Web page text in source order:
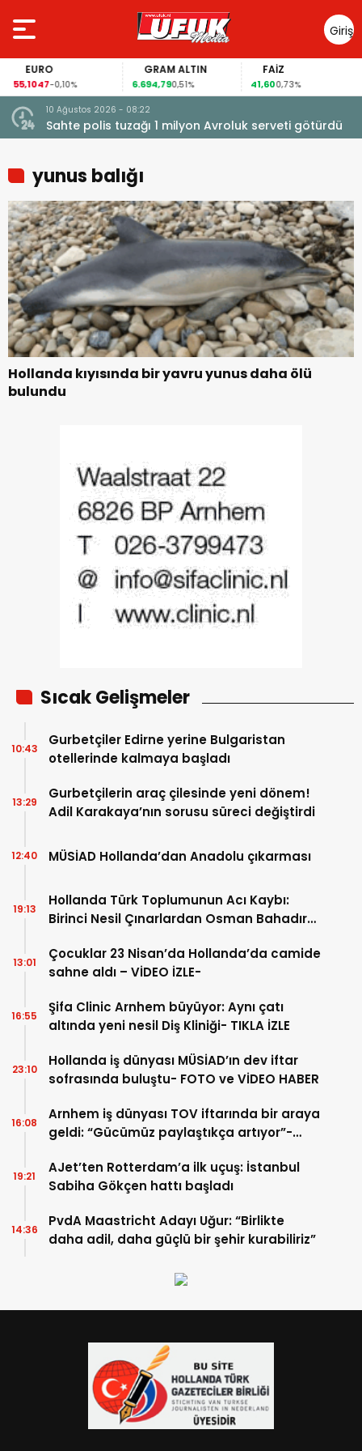
Giriş
Yap
EURO
55,1047-0,10%
GRAM ALTIN
6.694,790,51%
FAİZ
41,600,73%
10 Ağustos 2026 - 08:22
Sahte polis tuzağı 1 milyon Avroluk serveti götürdü
yunus balığı
Hollanda kıyısında bir yavru yunus daha ölü
bulundu
Sıcak Gelişmeler
Gurbetçiler Edirne yerine Bulgaristan
otellerinde kalmaya başladı
10:43
Gurbetçilerin araç çilesinde yeni dönem!
Adil Karakaya’nın sorusu süreci değiştirdi
13:29
MÜSİAD Hollanda’dan Anadolu çıkarması
12:40
Hollanda Türk Toplumunun Acı Kaybı:
Birinci Nesil Çınarlardan Osman Bahadır
19:13
Çocuklar 23 Nisan’da Hollanda’da camide
sahne aldı – VİDEO İZLE-
13:01
Şifa Clinic Arnhem büyüyor: Aynı çatı
altında yeni nesil Diş Kliniği- TIKLA İZLE
16:55
Hollanda iş dünyası MÜSİAD’ın dev iftar
sofrasında buluştu- FOTO ve VİDEO HABER
23:10
Arnhem iş dünyası TOV iftarında bir araya
geldi: “Gücümüz paylaştıkça artıyor”-
16:08
AJet’ten Rotterdam’a ilk uçuş: İstanbul
Sabiha Gökçen hattı başladı
19:21
PvdA Maastricht Adayı Uğur: “Birlikte
daha adil, daha güçlü bir şehir kurabiliriz”
14:36